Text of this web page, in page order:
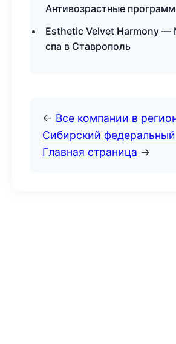
Антивозрастные
Esthetic Velvet Harmony —
спа в Ставрополь
← Все компании в
Сибирский федеральный
Главная страница →